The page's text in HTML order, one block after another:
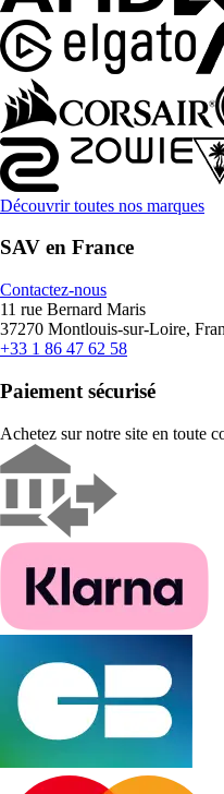
Découvrir toutes nos marques
SAV en France
Contactez-nous
11 rue Bernard Maris
37270 Montlouis-sur-Loire,
+33 1 86 47 62 58
Paiement sécurisé
Achetez sur notre site en toute